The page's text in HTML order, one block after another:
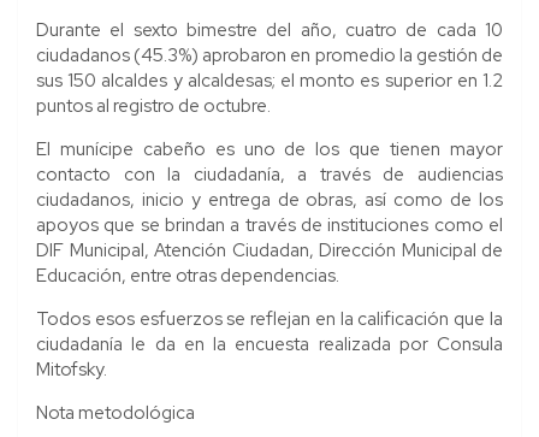
Durante el sexto bimestre del año, cuatro de cada 10
ciudadanos (45.3%) aprobaron en promedio la gestión de
sus 150 alcaldes y alcaldesas; el monto es superior en 1.2
puntos al registro de octubre.
El munícipe cabeño es uno de los que tienen mayor
contacto con la ciudadanía, a través de audiencias
ciudadanos, inicio y entrega de obras, así como de los
apoyos que se brindan a través de instituciones como el
DIF Municipal, Atención Ciudadan, Dirección Municipal de
Educación, entre otras dependencias.
Todos esos esfuerzos se reflejan en la calificación que la
ciudadanía le da en la encuesta realizada por Consula
Mitofsky.
Nota metodológica